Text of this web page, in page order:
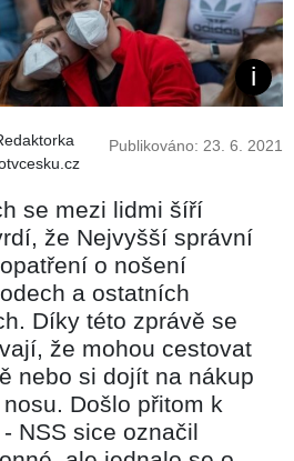
Publikováno: 23. 6. 2021
se mezi lidmi šíří
že Nejvyšší správní
o nošení
a ostatních
Díky této zprávě se
že mohou cestovat
nebo si dojít na nákup
Došlo přitom k
NSS sice označil